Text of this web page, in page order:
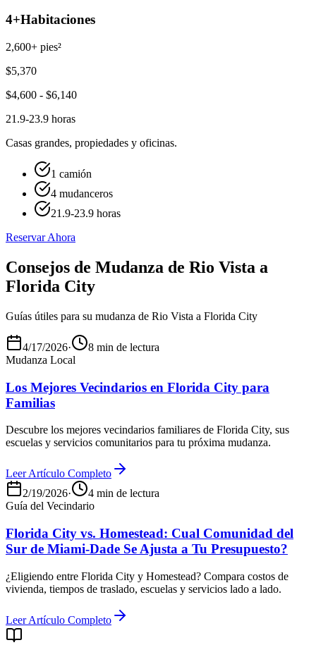
4+Habitaciones
2,600+ pies²
$5,370
$4,600 - $6,140
21.9-23.9 horas
Casas grandes, propiedades y oficinas.
1 camión
4 mudanceros
21.9-23.9 horas
Reservar Ahora
Consejos de Mudanza de Rio Vista a
Florida City
Guías útiles para su mudanza de Rio Vista a Florida City
4/17/2026·
8 min de lectura
Mudanza Local
Los Mejores Vecindarios en Florida City para
Familias
Descubre los mejores vecindarios familiares de Florida City, sus
escuelas y servicios comunitarios para tu próxima mudanza.
Leer Artículo Completo
2/19/2026·
4 min de lectura
Guía del Vecindario
Florida City vs. Homestead: Cual Comunidad del
Sur de Miami-Dade Se Ajusta a Tu Presupuesto?
¿Eligiendo entre Florida City y Homestead? Compara costos de
vivienda, tiempos de traslado, escuelas y servicios lado a lado.
Leer Artículo Completo